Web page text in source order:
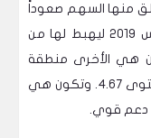
منها السهم صعوداً
إلى مستوى 5.16 في أسبوع 25 أغسطس 2019 ليهبط لها من
22 سبتمبر 2019 لتكون هي الأخرى منطقة
دعم قوي، ليصعد السهم بعدها إلى مستوى 4.67. وتكون هي
دعم قوي.